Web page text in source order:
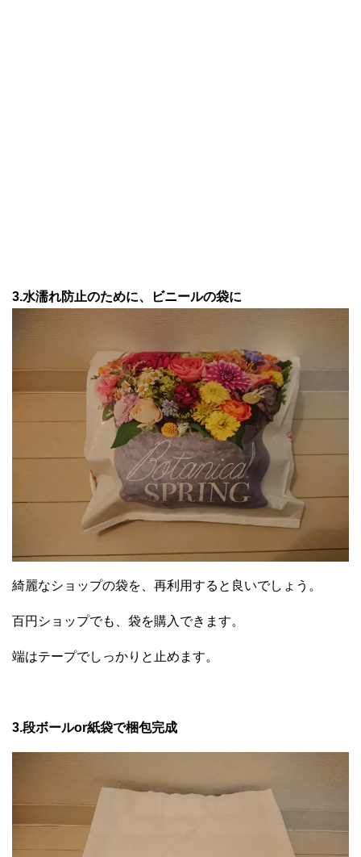
3.水濡れ防止のために、ビニールの袋に
綺麗なショップの袋を、再利用すると良いでしょう。
百円ショップでも、袋を購入できます。
端はテープでしっかりと止めます。
3.段ボールor紙袋で梱包完成